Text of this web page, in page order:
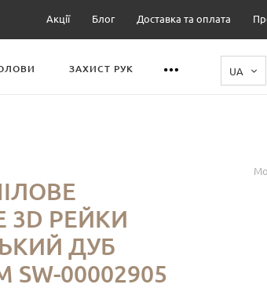
Акції Блог Доставка та оплата
ЗАХИСТ РУК
РЕЙКИ
ДУБ
00002905